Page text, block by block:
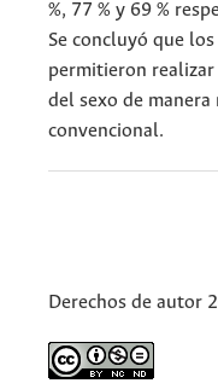
%, 77 % y 69 %
Se concluyó que
permitieron
del sexo de
convencional.
Derechos de autor